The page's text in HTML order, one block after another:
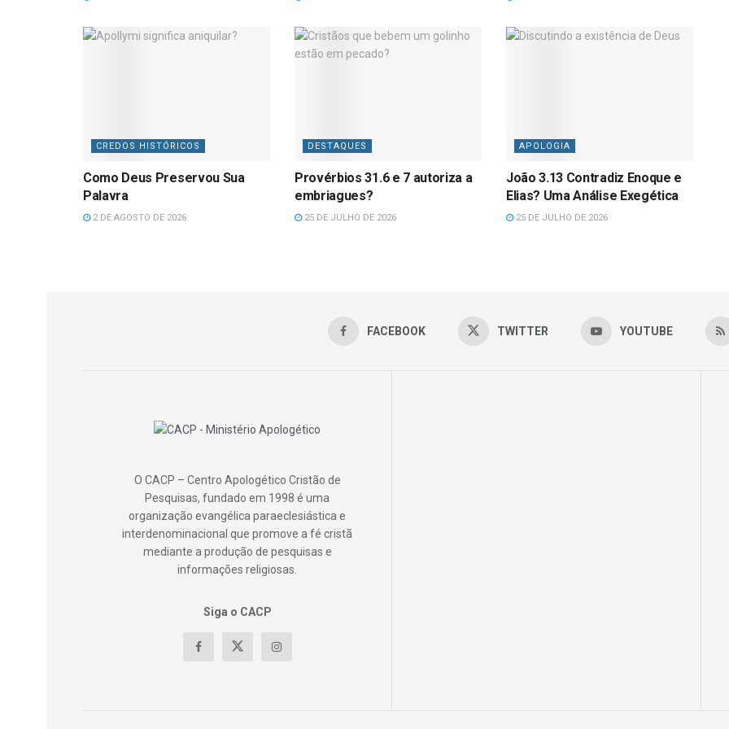
CREDOS HISTÓRICOS
Como Deus Preservou Sua
Palavra
2 DE AGOSTO DE 2026
DESTAQUES
Provérbios 31.6 e 7 autoriza a
embriagues?
25 DE JULHO DE 2026
APOLOGIA
João 3.13 Contradiz Enoque e
Elias? Uma Análise Exegética
25 DE JULHO DE 2026
FACEBOOK TWITTER YOUTUBE
O CACP – Centro Apologético Cristão de
Pesquisas, fundado em 1998 é uma
organização evangélica paraeclesiástica e
interdenominacional que promove a fé cristã
mediante a produção de pesquisas e
informações religiosas.
Siga o CACP